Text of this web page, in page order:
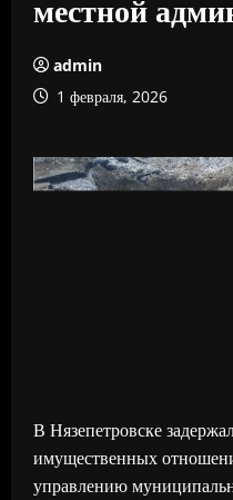
admin
1 февраля, 2026
В Нязепетровске
имущественных
управлению